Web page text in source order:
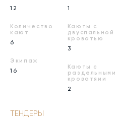
12
Количество
кают
6
Экипаж
16
1
Каюты с
двуспальной
кроватью
3
Каюты с
раздельными
кроватями
2
ТЕНДЕРЫ